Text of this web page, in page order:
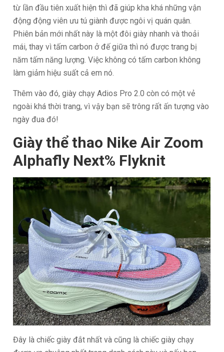
từ lần đầu tiên xuất hiện thì đã giúp kha khá những vận
động động viên ưu tú giành được ngôi vị quán quân.
Phiên bản mới nhất này là một đôi giày nhanh và thoải
mái, thay vì tấm carbon ở đế giữa thì nó được trang bị
năm tấm năng lượng. Việc không có tấm carbon không
làm giảm hiệu suất cả em nó.
Thêm vào đó, giày chạy Adios Pro 2.0 còn có một vẻ
ngoài khá thời trang, vì vậy bạn sẽ trông rất ấn tượng vào
ngày đua đó!
Giày thể thao Nike Air Zoom
Alphafly Next% Flyknit
Đây là chiếc giày đắt nhất và cũng là chiếc giày chạy